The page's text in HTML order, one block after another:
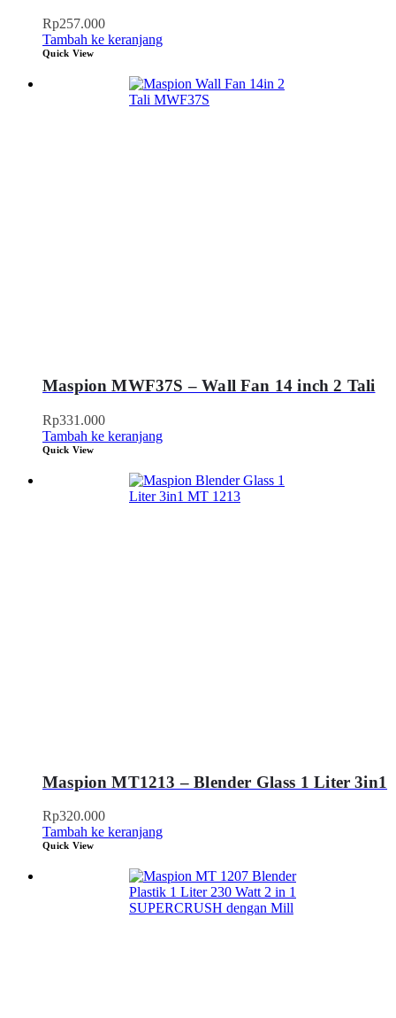
Rp257.000
Tambah ke keranjang
Quick View
Maspion MWF37S – Wall Fan 14 inch 2 Tali
Rp331.000
Tambah ke keranjang
Quick View
Maspion MT1213 – Blender Glass 1 Liter 3in1
Rp320.000
Tambah ke keranjang
Quick View